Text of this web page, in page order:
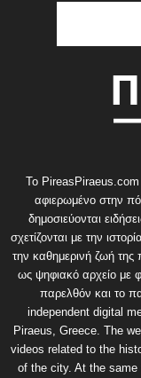
Το PireasPiraeus.com
αφιερωμένο στην
δημοσιεύονται
σχετίζονται με την
την καθημερινή ζωή
ως ψηφιακό αρχείο με
παρελθόν και το
independent digital
Piraeus, Greece. The
videos related to the
of the city. At the